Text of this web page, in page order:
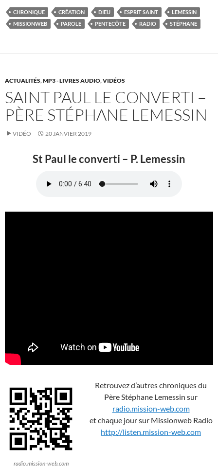
CHRONIQUE CRÉATION DIEU ESPRIT SAINT
LEMESSIN
MISSIONWEB
PAROLE PENTECÔTE RADIO STÉPHANE
ACTUALITÉS,MP3 - LIVRES AUDIO,VIDÉOS
SAINT PAUL LE CONVERTI –
PÈRE STÉPHANE LEMESSIN
VIDÉO 20 JANVIER 2019
St Paul le converti – P. Lemessin
radio.mission-web.com
Retrouvez d’autres chroniques du
Père Stéphane Lemessin sur
radio.mission-web.com
et chaque jour sur Missionweb Radio
http://listen.mission-web.com